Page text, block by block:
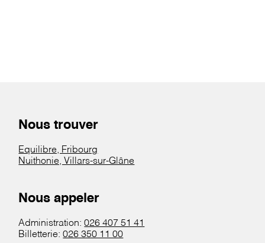
Nous trouver
Equilibre, Fribourg
Nuithonie, Villars-sur-Glâne
Nous appeler
Administration:026 407 51 41
Billetterie:026 350 11 00